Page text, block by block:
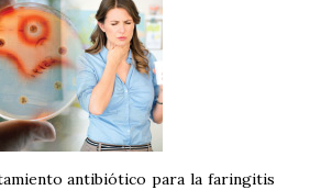
antibiótico para la faringitis